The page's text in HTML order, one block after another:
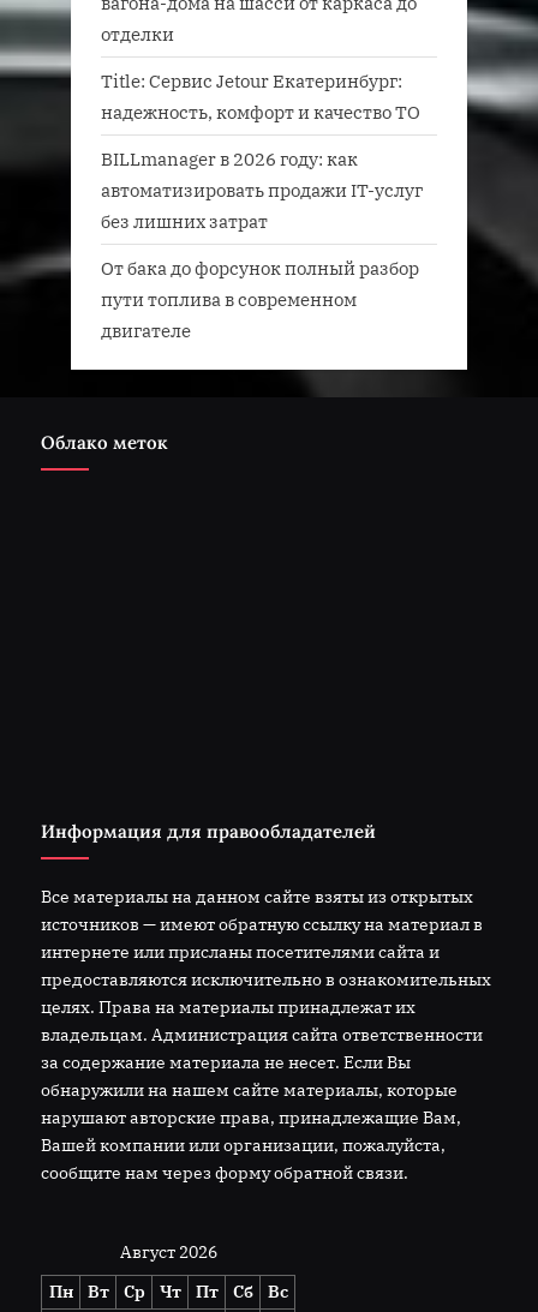
отделки
Title: Сервис Jetour Екатеринбург:
надежность, комфорт и качество ТО
BILLmanager в 2026 году: как
автоматизировать продажи IT-услуг
без лишних затрат
От бака до форсунок полный разбор
пути топлива в современном
двигателе
Облако меток
Информация для правообладателей
Все материалы на данном сайте взяты из открытых
источников — имеют обратную ссылку на материал в
интернете или присланы посетителями сайта и
предоставляются исключительно в ознакомительных
целях. Права на материалы принадлежат их
владельцам. Администрация сайта ответственности
за содержание материала не несет. Если Вы
обнаружили на нашем сайте материалы, которые
нарушают авторские права, принадлежащие Вам,
Вашей компании или организации, пожалуйста,
сообщите нам через форму обратной связи.
Август 2026
Пн
Вт Ср Чт Пт Сб Вс